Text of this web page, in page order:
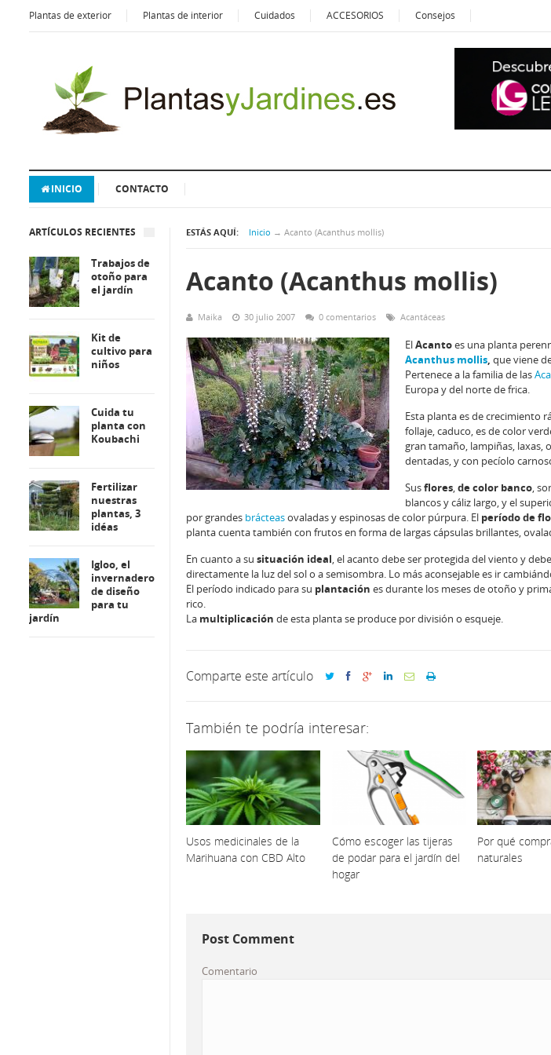
Plantas de exterior Plantas de interior Cuidados ACCESORIOS Consejos
INICIO CONTACTO
ESTÁS AQUÍ: Inicio → Acanto (Acanthus mollis)
Acanto (Acanthus mollis)
Maika 30 julio 2007 0 comentarios Acantáceas
ElAcantoes una planta
Acanthus mollis, que viene
Pertenece a la familia de las
Europa y del norte de frica.
Esta planta es de crecimiento
follaje, caduco, es de color
gran tamaño, lampiñas, laxas,
dentadas, y con pecíolo
Susflores,de color banco,
blancos y cáliz largo, y el
por grandes brácteasovaladas y espinosas de color púrpura. El período de
planta cuenta también con frutos en forma de largas cápsulas brillantes,
En cuanto a su situación ideal, el acanto debe ser protegida del viento y
directamente la luz del sol o a semisombra. Lo más aconsejable es ir
El período indicado para su plantación es durante los meses de otoño y
rico.
La multiplicación de esta planta se produce por división o esqueje.
Comparte este artículo
También te podría interesar:
Usos medicinales de la
Marihuana con CBD Alto
Cómo escoger las tijeras
de podar para el jardín del
hogar
Por qué
naturales
Post Comment
Comentario
ARTÍCULOS RECIENTES
Trabajos de
otoño para
el jardín
Kit de
cultivo para
niños
Cuida tu
planta con
Koubachi
Fertilizar
nuestras
plantas, 3
idéas
Igloo, el
invernadero
de diseño
para tu
jardín